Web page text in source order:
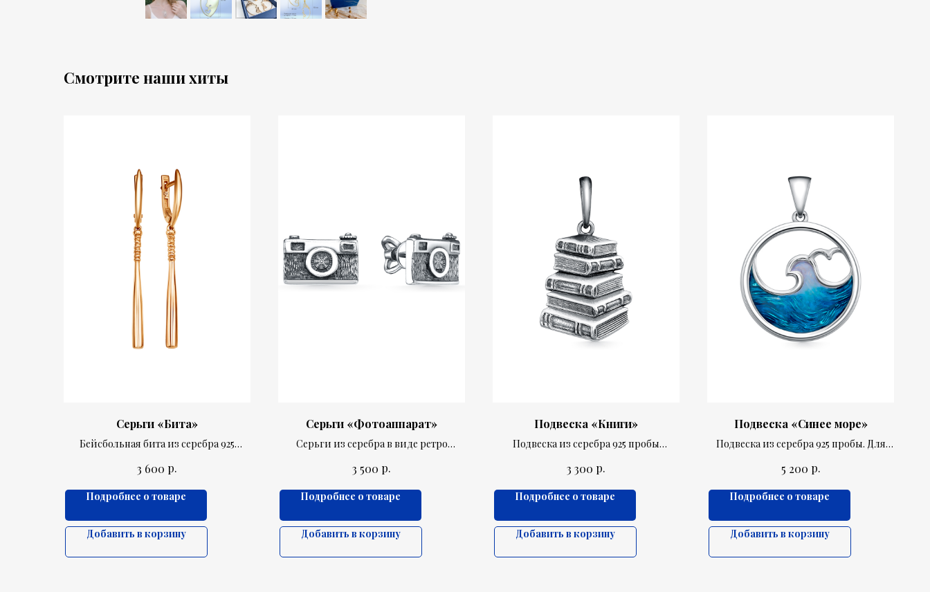
Смотрите наши хиты
Серьги «Бита»
Бейсбольная бита из серебра 925
серёжек.
3 600 р.
Подробнее о товаре
Добавить в корзину
Серьги «Фотоаппарат»
Серьги из серебра в виде ретро
3 500 р.
Подробнее о товаре
Добавить в корзину
Подвеска «Книги»
Подвеска из серебра 925 пробы
3 300 р.
Подробнее о товаре
Добавить в корзину
Подвеска «Синее море»
Подвеска из серебра 925 пробы. Для
5 200 р.
Подробнее о товаре
Добавить в корзину